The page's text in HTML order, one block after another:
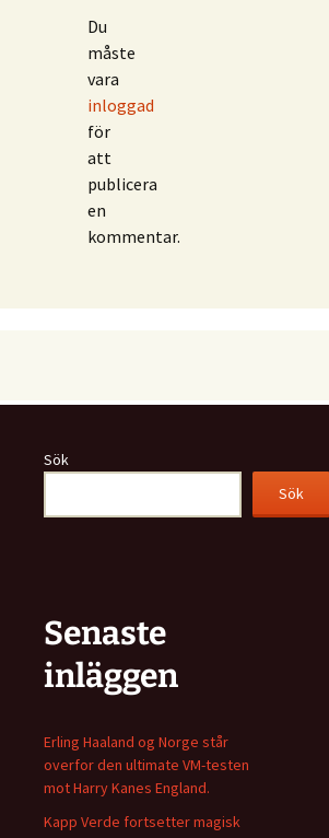
Du
måste
vara
inloggad
för
att
publicera
en
kommentar.
Sök
Sök
Senaste
inläggen
Erling Haaland og Norge står
overfor den ultimate VM-testen
mot Harry Kanes England.
Kapp Verde fortsetter magisk